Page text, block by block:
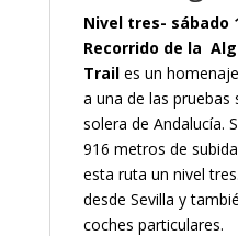
Nivel tres- sábado
Recorrido de la
Trailes un
a una de las pruebas
solera de Andalucía.
916 metros de
esta ruta un nivel
desde Sevilla y
coches particulares.